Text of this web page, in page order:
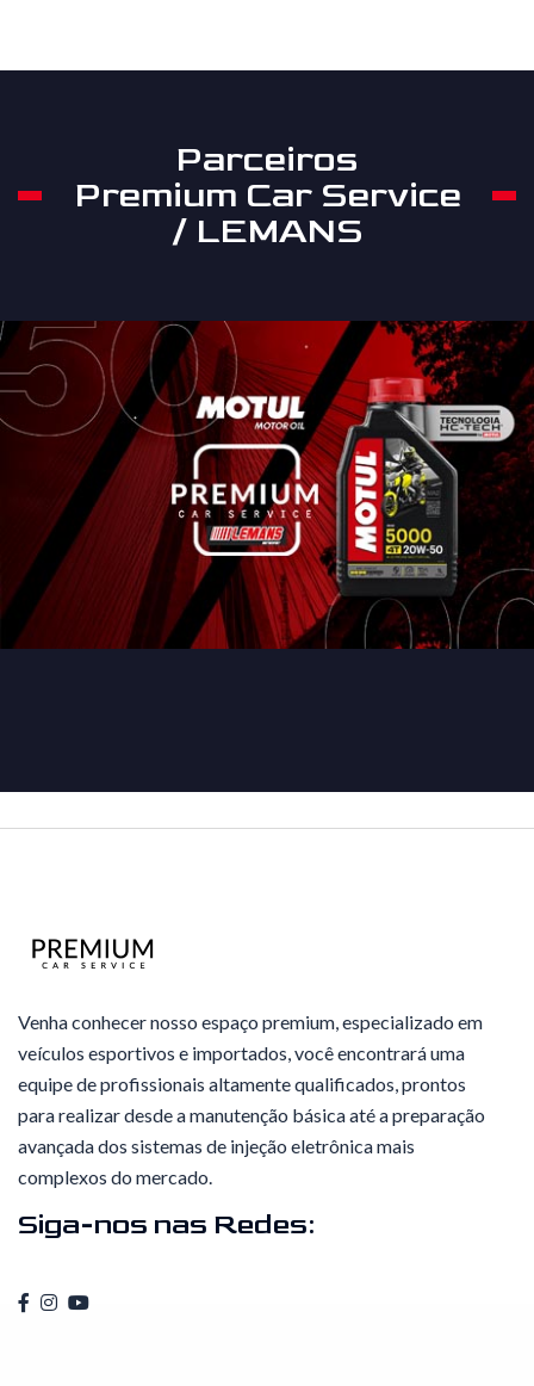
Parceiros
Premium Car Service
/ LEMANS
Venha conhecer nosso espaço premium, especializado em
veículos esportivos e importados, você encontrará uma
equipe de profissionais altamente qualificados, prontos
para realizar desde a manutenção básica até a preparação
avançada dos sistemas de injeção eletrônica mais
complexos do mercado.
Siga-nos nas Redes: